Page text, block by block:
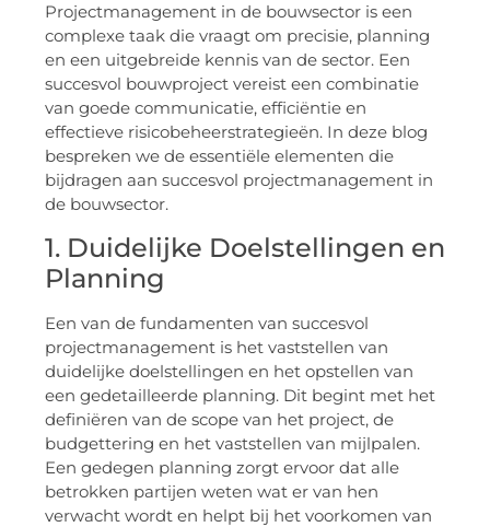
Projectmanagement in de bouwsector is een
complexe taak die vraagt om precisie, planning
en een uitgebreide kennis van de sector. Een
succesvol bouwproject vereist een combinatie
van goede communicatie, efficiëntie en
effectieve risicobeheerstrategieën. In deze blog
bespreken we de essentiële elementen die
bijdragen aan succesvol projectmanagement in
de bouwsector.
1. Duidelijke Doelstellingen en
Planning
Een van de fundamenten van succesvol
projectmanagement is het vaststellen van
duidelijke doelstellingen en het opstellen van
een gedetailleerde planning. Dit begint met het
definiëren van de scope van het project, de
budgettering en het vaststellen van mijlpalen.
Een gedegen planning zorgt ervoor dat alle
betrokken partijen weten wat er van hen
verwacht wordt en helpt bij het voorkomen van